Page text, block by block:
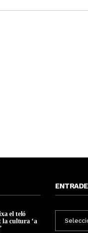
el teló
la cultura ‘a